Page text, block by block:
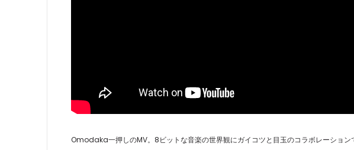
Omodaka一押しのMV。8ビットな音楽の世界観にガイコツと目玉のコラボレーショ